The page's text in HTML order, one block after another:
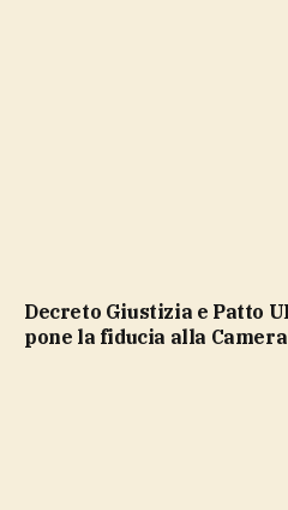
Decreto Giustizia e Patto UE Migranti: il Governo
pone la fiducia alla Camera